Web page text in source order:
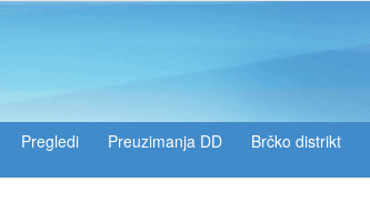
Pregledi Preuzimanja DD Brčko distrikt